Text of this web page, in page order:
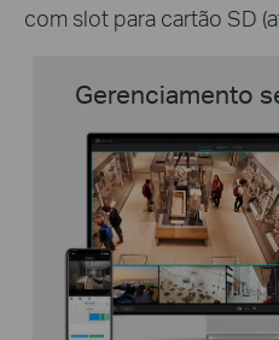
com slot para cartão SD
Gerenciamento